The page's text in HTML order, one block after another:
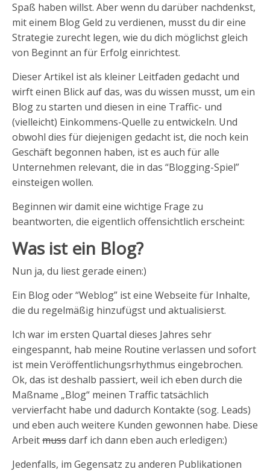
Spaß haben willst. Aber wenn du darüber nachdenkst,
mit einem Blog Geld zu verdienen, musst du dir eine
Strategie zurecht legen, wie du dich möglichst gleich
von Beginnt an für Erfolg einrichtest.
Dieser Artikel ist als kleiner Leitfaden gedacht und
wirft einen Blick auf das, was du wissen musst, um ein
Blog zu starten und diesen in eine Traffic- und
(vielleicht) Einkommens-Quelle zu entwickeln. Und
obwohl dies für diejenigen gedacht ist, die noch kein
Geschäft begonnen haben, ist es auch für alle
Unternehmen relevant, die in das “Blogging-Spiel”
einsteigen wollen.
Beginnen wir damit eine wichtige Frage zu
beantworten, die eigentlich offensichtlich erscheint:
Was ist ein Blog?
Nun ja, du liest gerade einen:)
Ein Blog oder “Weblog” ist eine Webseite für Inhalte,
die du regelmäßig hinzufügst und aktualisierst.
Ich war im ersten Quartal dieses Jahres sehr
eingespannt, hab meine Routine verlassen und sofort
ist mein Veröffentlichungsrhythmus eingebrochen.
Ok, das ist deshalb passiert, weil ich eben durch die
Maßname „Blog“ meinen Traffic tatsächlich
vervierfacht habe und dadurch Kontakte (sog. Leads)
und eben auch weitere Kunden gewonnen habe. Diese
Arbeitmussdarf ich dann eben auch erledigen:)
Jedenfalls, im Gegensatz zu anderen Publikationen